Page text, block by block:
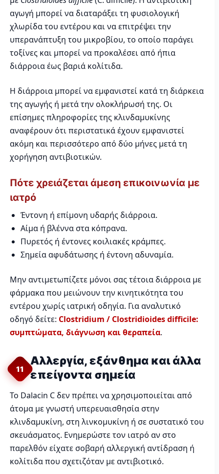
αγωγή μπορεί να διαταράξει τη φυσιολογική
χλωρίδα του εντέρου και να επιτρέψει την
υπερανάπτυξη του μικροβίου, το οποίο παράγει
τοξίνες και μπορεί να προκαλέσει από ήπια
διάρροια έως βαριά κολίτιδα.
Η διάρροια μπορεί να εμφανιστεί κατά τη διάρκεια
της αγωγής ή μετά την ολοκλήρωσή της. Οι
επίσημες πληροφορίες της κλινδαμυκίνης
αναφέρουν ότι περιστατικά έχουν εμφανιστεί
ακόμη και περισσότερο από δύο μήνες μετά τη
χορήγηση αντιβιοτικών.
Πότε χρειάζεται άμεση επικοινωνία με
ιατρό
Έντονη ή επίμονη υδαρής διάρροια.
Αίμα ή βλέννα στα κόπρανα.
Πυρετός ή έντονες κοιλιακές κράμπες.
Σημεία αφυδάτωσης ή έντονη αδυναμία.
Μην αντιμετωπίζετε μόνοι σας τέτοια διάρροια με
φάρμακα που μειώνουν την κινητικότητα του
εντέρου χωρίς ιατρική οδηγία. Για αναλυτικό
οδηγό δείτε: Clostridium / Clostridioides difficile:
συμπτώματα, διάγνωση και θεραπεία.
11
Αλλεργία, εξάνθημα και άλλα
επείγοντα σημεία
Το Dalacin C δεν πρέπει να χρησιμοποιείται από
άτομα με γνωστή υπερευαισθησία στην
κλινδαμυκίνη, στη λινκομυκίνη ή σε συστατικό του
σκευάσματος. Ενημερώστε τον ιατρό αν στο
παρελθόν είχατε σοβαρή αλλεργική αντίδραση ή
κολίτιδα που σχετιζόταν με αντιβιοτικό.